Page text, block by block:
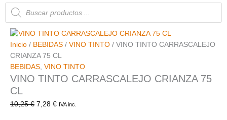
Búsqueda
de
productos
Inicio / BEBIDAS / VINO TINTO / VINO TINTO CARRASCALEJO
CRIANZA 75 CL
BEBIDAS VINO TINTO
VINO TINTO CARRASCALEJO CRIANZA 75
CL
10,25€ 7,28 € IVA inc.